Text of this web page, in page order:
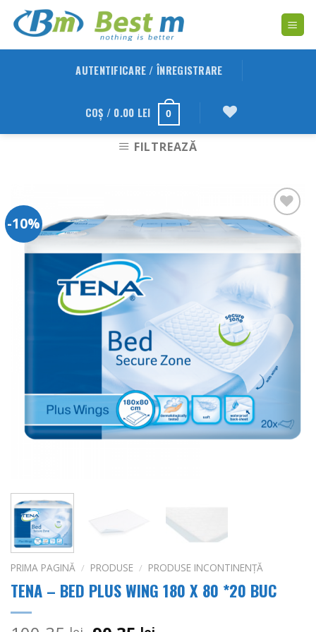
AUTENTIFICARE / ÎNREGISTRARE
COȘ / 0.00 LEI 0
FILTREAZĂ
-10%
Adauga
in
Wishlist
PRIMA PAGINĂ / PRODUSE / PRODUSE INCONTINENȚĂ
TENA – BED PLUS WING 180 X 80 *20 BUC